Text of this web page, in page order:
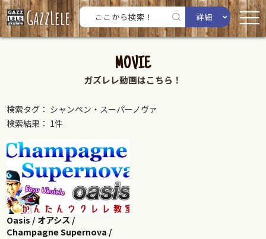
詳細
MOVIE
ガズレレ動画はこちら！
検索タグ： シャンペン・スーパーノヴァ
検索結果： 1件
Oasis / オアシス /
Champagne Supernova /